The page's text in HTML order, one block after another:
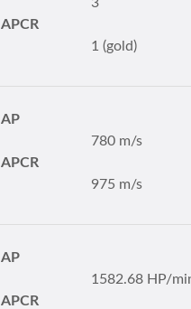
APCR
1 (gold)
AP
780 m/s
APCR
975 m/s
AP
1582.68 HP/
APCR